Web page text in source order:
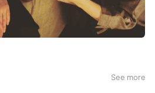
See more